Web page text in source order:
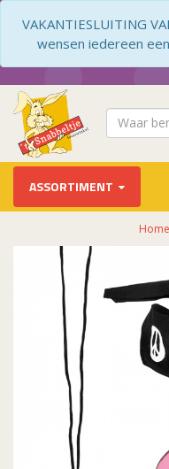
VAKANTIESLUITING
wensen iedereen
ASSORTIMENT
Home